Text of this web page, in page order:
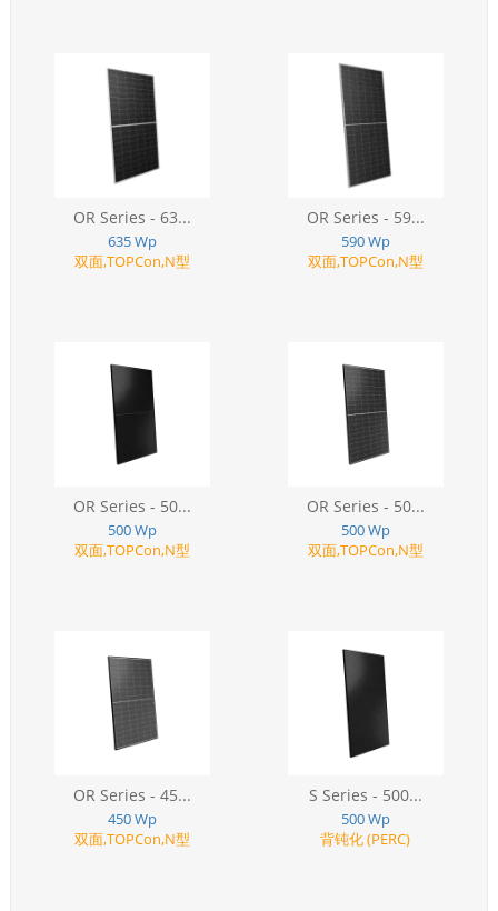
OR Series - 63...
635 Wp
双面,TOPCon,N型
OR Series - 59...
590 Wp
双面,TOPCon,N型
OR Series - 50...
500 Wp
双面,TOPCon,N型
OR Series - 50...
500 Wp
双面,TOPCon,N型
OR Series - 45...
450 Wp
双面,TOPCon,N型
S Series - 500...
500 Wp
背钝化 (PERC)